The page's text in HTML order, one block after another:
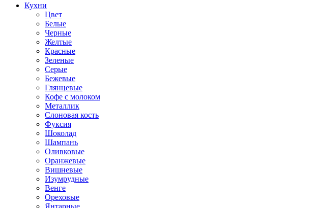
Кухни
Цвет
Белые
Черные
Желтые
Красные
Зеленые
Серые
Бежевые
Глянцевые
Кофе с молоком
Металлик
Слоновая кость
Фуксия
Шоколад
Шампань
Оливковые
Оранжевые
Вишневые
Изумрудные
Венге
Ореховые
Янтарные